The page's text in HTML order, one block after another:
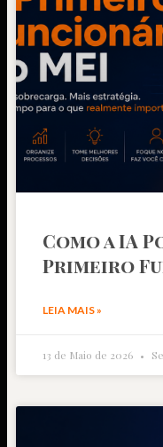
Como a IA
Primeiro
LEIA MAIS »
13 de Maio de 2026